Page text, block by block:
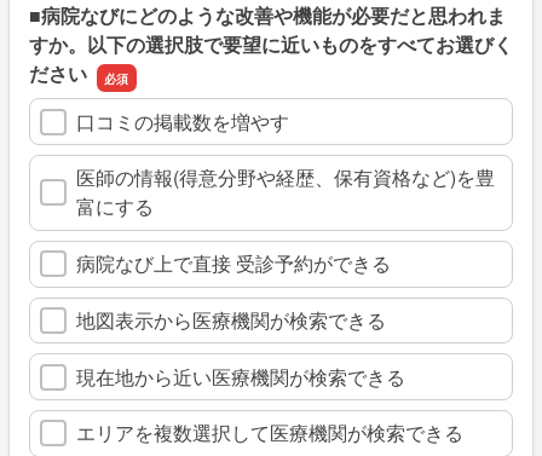
■病院なびにどのような改善や機能が必要だと思われま
すか。以下の選択肢で要望に近いものをすべてお選びく
ださい
口コミの掲載数を増やす
医師の情報(得意分野や経歴、保有資格など)を豊
富にする
病院なび上で直接 受診予約ができる
地図表示から医療機関が検索できる
現在地から近い医療機関が検索できる
エリアを複数選択して医療機関が検索できる